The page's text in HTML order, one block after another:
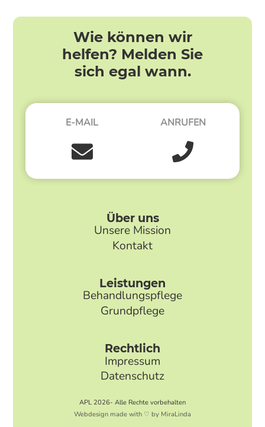
Wie können wir
helfen? Melden Sie
sich egal wann.
E-MAIL ANRUFEN
Über uns
Unsere Mission
Kontakt
Leistungen
Behandlungspflege
Grundpflege
Rechtlich
Impressum
Datenschutz
APL 2026- Alle Rechte vorbehalten
Webdesign made with ♡ by MiraLinda